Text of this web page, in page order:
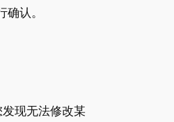
认。
现无法修改某